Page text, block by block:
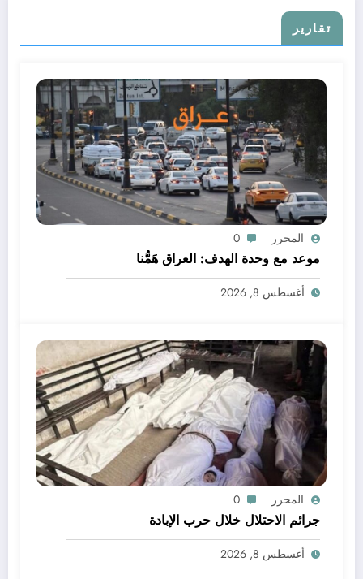
تقارير
المحرر 0
موعد مع وحدة الهدف: العراق هَمُّنا
أغسطس 8, 2026
المحرر 0
جرائم الاحتلال خلال حرب الإبادة
أغسطس 8, 2026